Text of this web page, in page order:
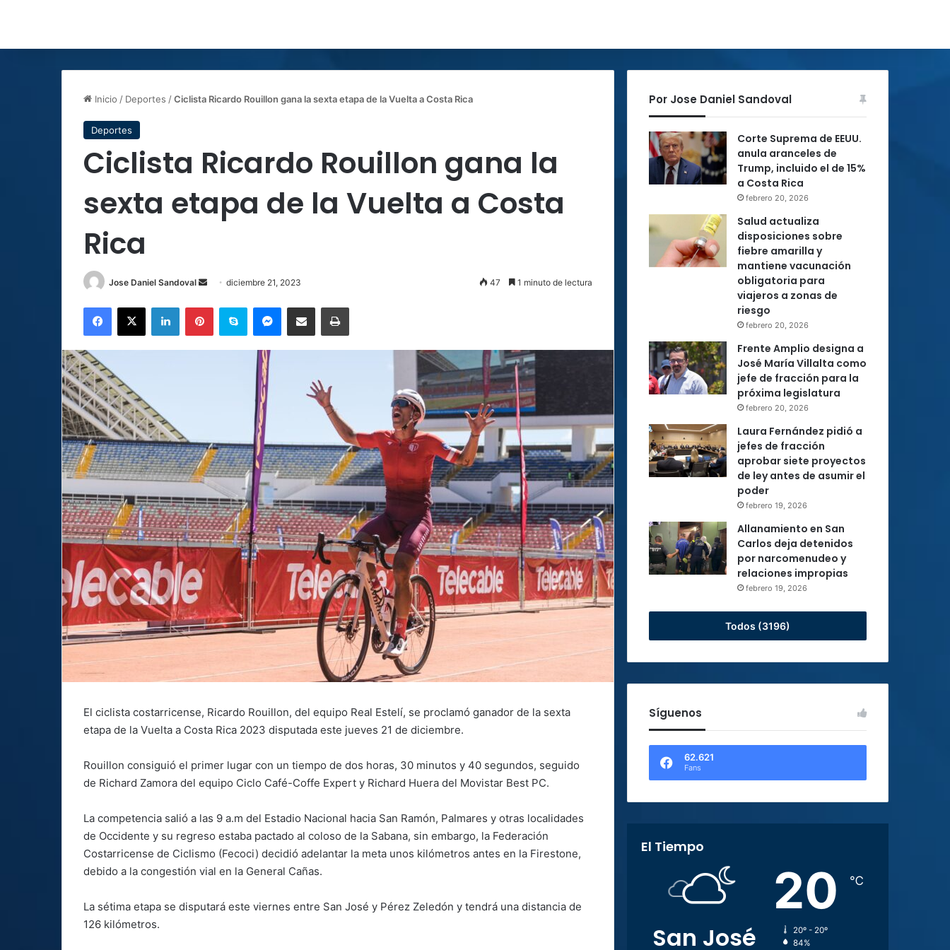
Inicio / Deportes /Ciclista Ricardo Rouillon gana la sexta etapa de la Vuelta a Costa Rica
Deportes
Ciclista Ricardo Rouillon gana la
sexta etapa de la Vuelta a Costa
Rica
Jose Daniel Sandoval
Senddiciembre 21, 2023 47 1 minuto de lectura
Facebook
X LinkedInPinterestSkype MessengerCompartir por correo electrónicoImprimir
El ciclista costarricense, Ricardo Rouillon, del equipo Real Estelí, se proclamó ganador de la sexta
etapa de la Vuelta a Costa Rica 2023 disputada este jueves 21 de diciembre.
Rouillon consiguió el primer lugar con un tiempo de dos horas, 30 minutos y 40 segundos, seguido
de Richard Zamora del equipo Ciclo Café-Coffe Expert y Richard Huera del Movistar Best PC.
La competencia salió a las 9 a.m del Estadio Nacional hacia San Ramón, Palmares y otras localidades
de Occidente y su regreso estaba pactado al coloso de la Sabana, sin embargo, la Federación
Costarricense de Ciclismo (Fecoci) decidió adelantar la meta unos kilómetros antes en la Firestone,
debido a la congestión vial en la General Cañas.
La sétima etapa se disputará este viernes entre San José y Pérez Zeledón y tendrá una distancia de
126 kilómetros.
Por Jose Daniel Sandoval
Corte Suprema de EEUU.
anula aranceles de
Trump, incluido el de 15%
a Costa Rica
febrero 20, 2026
Salud actualiza
disposiciones sobre
fiebre amarilla y
mantiene vacunación
obligatoria para
viajeros a zonas de
riesgo
febrero 20, 2026
Frente Amplio designa a
José María Villalta como
jefe de fracción para la
próxima legislatura
febrero 20, 2026
Laura Fernández pidió a
jefes de fracción
aprobar siete proyectos
de ley antes de asumir el
poder
febrero 19, 2026
Allanamiento en San
Carlos deja detenidos
por narcomenudeo y
relaciones impropias
febrero 19, 2026
Todos (3196)
Síguenos
62.621
Fans
El Tiempo
San José
20 ℃
20º - 20º
84%